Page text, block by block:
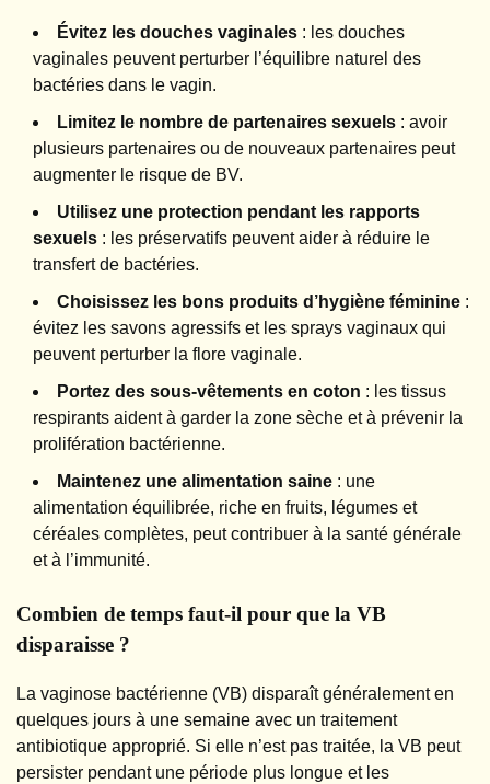
Évitez les douches vaginales : les douches
vaginales peuvent perturber l’équilibre naturel des
bactéries dans le vagin.
Limitez le nombre de partenaires sexuels : avoir
plusieurs partenaires ou de nouveaux partenaires peut
augmenter le risque de BV.
Utilisez une protection pendant les rapports
sexuels : les préservatifs peuvent aider à réduire le
transfert de bactéries.
Choisissez les bons produits d’hygiène féminine :
évitez les savons agressifs et les sprays vaginaux qui
peuvent perturber la flore vaginale.
Portez des sous-vêtements en coton : les tissus
respirants aident à garder la zone sèche et à prévenir la
prolifération bactérienne.
Maintenez une alimentation saine : une
alimentation équilibrée, riche en fruits, légumes et
céréales complètes, peut contribuer à la santé générale
et à l’immunité.
Combien de temps faut-il pour que la VB
disparaisse ?
La vaginose bactérienne (VB) disparaît généralement en
quelques jours à une semaine avec un traitement
antibiotique approprié. Si elle n’est pas traitée, la VB peut
persister pendant une période plus longue et les